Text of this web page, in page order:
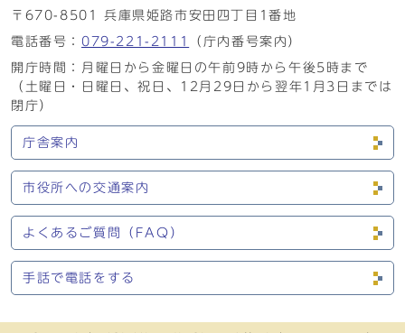
〒670-8501 兵庫県姫路市安田四丁目1番地
電話番号： 079-221-2111
（庁内番号案内）
開庁時間：月曜日から金曜日の午前9時から午後5時まで
（土曜日・日曜日、祝日、12月29日から翌年1月3日までは
閉庁）
庁舎案内
市役所への交通案内
よくあるご質問（FAQ）
手話で電話をする